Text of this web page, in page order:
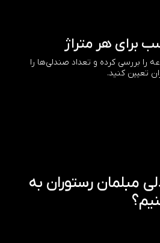
برای هر متراژ
را بررسی کرده و تعداد صندلی‌ها را
تعیین کنید.
مبلمان رستوران به